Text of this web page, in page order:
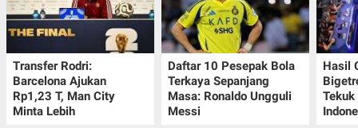
Transfer Rodri:
Barcelona Ajukan
Rp1,23 T, Man City
Minta Lebih
Daftar 10 Pesepak Bola
Terkaya Sepanjang
Masa: Ronaldo Ungguli
Messi
Hasil